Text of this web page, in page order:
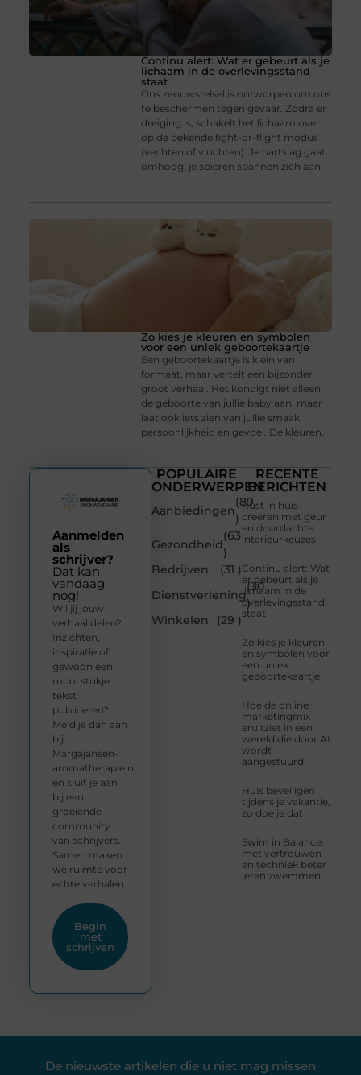
Continu alert: Wat er gebeurt als je
lichaam in de overlevingsstand
staat
Ons zenuwstelsel is ontworpen om ons
te beschermen tegen gevaar. Zodra er
dreiging is, schakelt het lichaam over
op de bekende fight-or-flight modus
(vechten of vluchten). Je hartslag gaat
omhoog, je spieren spannen zich aan
Zo kies je kleuren en symbolen
voor een uniek geboortekaartje
Een geboortekaartje is klein van
formaat, maar vertelt een bijzonder
groot verhaal. Het kondigt niet alleen
de geboorte van jullie baby aan, maar
laat ook iets zien van jullie smaak,
persoonlijkheid en gevoel. De kleuren,
POPULAIRE
ONDERWERPEN
Aanbiedingen
(89
)
Gezondheid
(63
)
Bedrijven
(31 )
Dienstverlening
(30
)
Winkelen
(29 )
RECENTE
BERICHTEN
Rust in huis
creëren met geur
en doordachte
interieurkeuzes
Continu alert: Wat
er gebeurt als je
lichaam in de
overlevingsstand
staat
Zo kies je kleuren
en symbolen voor
een uniek
geboortekaartje
Hoe de online
marketingmix
eruitziet in een
wereld die door AI
wordt
aangestuurd
Huis beveiligen
tijdens je vakantie,
zo doe je dat
Swim in Balance:
met vertrouwen
en techniek beter
leren zwemmen
Aanmelden
als
schrijver?
Dat kan
vandaag
nog!
Wil jij jouw
verhaal delen?
Inzichten,
inspiratie of
gewoon een
mooi stukje
tekst
publiceren?
Meld je dan aan
bij
Margajansen-
aromatherapie.nl
en sluit je aan
bij een
groeiende
community
van schrijvers.
Samen maken
we ruimte voor
echte verhalen.
Begin
met
schrijven
De nieuwste artikelen die u niet mag missen